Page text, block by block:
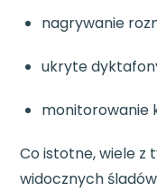
nagrywanie
ukryte
monitorowanie
Co istotne, wiele z
widocznych